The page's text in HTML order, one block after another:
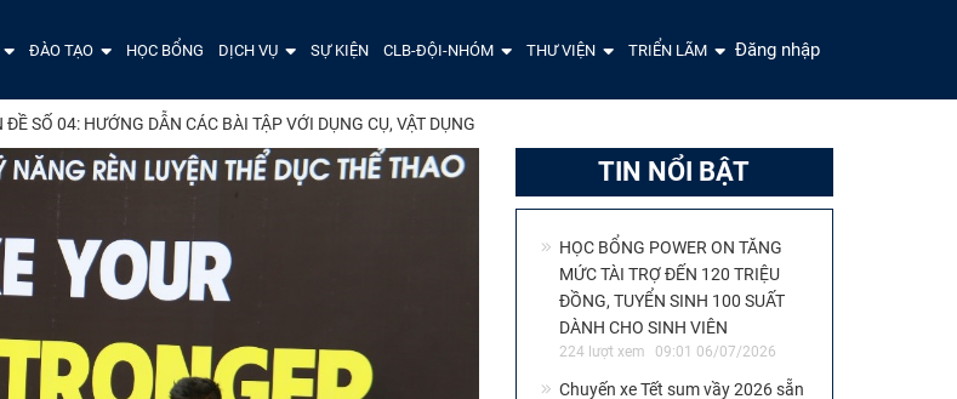
ĐÀO TẠO HỌC BỔNG DỊCH VỤ SỰ KIỆN CLB-ĐỘI-NHÓM THƯ VIỆN TRIỂN LÃM Đăng nhập
ĐỀ SỐ 04: HƯỚNG DẪN CÁC BÀI TẬP VỚI DỤNG CỤ, VẬT DỤNG
TIN NỔI BẬT
HỌC BỔNG POWER ON TĂNG
MỨC TÀI TRỢ ĐẾN 120 TRIỆU
ĐỒNG, TUYỂN SINH 100 SUẤT
DÀNH CHO SINH VIÊN
224 lượt xem 09:01 06/07/2026
Chuyến xe Tết sum vầy 2026 sẵn